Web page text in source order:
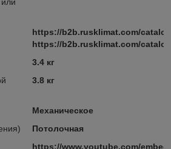
https://b2b.rusklimat.com/
https://b2b.rusklimat.com/
3.4 кг
3.8 кг
Механическое
Потолочная
https://www.youtube.com/